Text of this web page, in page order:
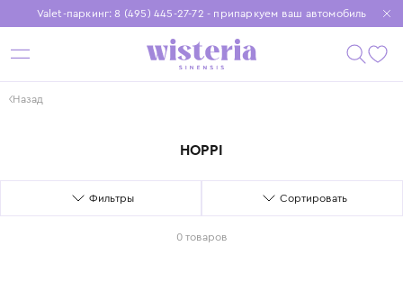
Valet-паркинг: 8 (495) 445-27-72 - припаркуем ваш автомобиль
Бесплатная доставка при заказе от 15 000 ₽
Установите приложение, чтобы покупки были еще удобнее
Назад
HOPPI
Фильтры Сортировать
0 товаров